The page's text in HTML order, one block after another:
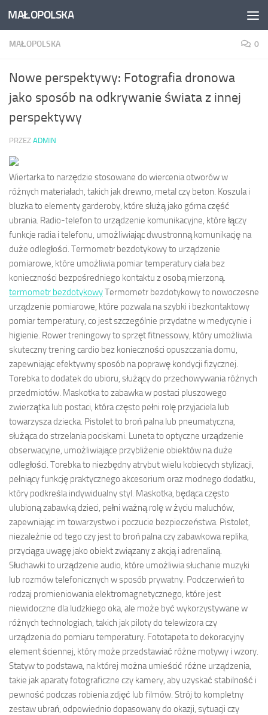
Skip to content
MAŁOPOLSKA
MAŁOPOLSKA 0
Nowe perspektywy: Fotografia dronowa
jako sposób na odkrywanie świata z innej
perspektywy
PRZEZ ADMIN
Wiertarka to narzędzie stosowane do wiercenia otworów w
różnych materiałach, takich jak drewno, metal czy beton. Koszula i
bluzka to elementy garderoby, które służą jako górna część
ubrania. Radio-telefon to urządzenie komunikacyjne, które łączy
funkcje radia i telefonu, umożliwiając dwustronną komunikację na
duże odległości. Termometr bezdotykowy to urządzenie
pomiarowe, które umożliwia pomiar temperatury ciała bez
konieczności bezpośredniego kontaktu z osobą mierzoną.
termometr bezdotykowyTermometr bezdotykowy to nowoczesne
urządzenie pomiarowe, które pozwala na szybki i bezkontaktowy
pomiar temperatury, co jest szczególnie przydatne w medycynie i
higienie. Rower treningowy to sprzęt fitnessowy, który umożliwia
skuteczny trening cardio bez konieczności opuszczania domu,
zapewniając efektywny sposób na poprawę kondycji fizycznej.
Torebka to dodatek do ubioru, służący do przechowywania różnych
przedmiotów. Maskotka to zabawka w postaci pluszowego
zwierzątka lub postaci, która często pełni rolę przyjaciela lub
towarzysza dziecka. Pistolet to broń palna lub pneumatyczna,
służąca do strzelania pociskami. Luneta to optyczne urządzenie
obserwacyjne, umożliwiające przybliżenie obiektów na duże
odległości. Torebka to niezbędny atrybut wielu kobiecych stylizacji,
pełniący funkcję praktycznego akcesorium oraz modnego dodatku,
który podkreśla indywidualny styl. Maskotka, będąca często
ulubioną zabawką dzieci, pełni ważną rolę w życiu maluchów,
zapewniając im towarzystwo i poczucie bezpieczeństwa. Pistolet,
niezależnie od tego czy jest to broń palna czy zabawkowa replika,
przyciąga uwagę jako obiekt związany z akcją i adrenaliną.
Słuchawki to urządzenie audio, które umożliwia słuchanie muzyki
lub rozmów telefonicznych w sposób prywatny. Podczerwień to
rodzaj promieniowania elektromagnetycznego, które jest
niewidoczne dla ludzkiego oka, ale może być wykorzystywane w
różnych technologiach, takich jak piloty do telewizora czy
urządzenia do pomiaru temperatury. Fototapeta to dekoracyjny
element ściennej, który może przedstawiać różne motywy i wzory.
Statyw to podstawa, na której można umieścić różne urządzenia,
takie jak aparaty fotograficzne czy kamery, aby uzyskać stabilność i
pewność podczas robienia zdjęć lub filmów. Strój to kompletny
zestaw ubrań, odpowiednio dopasowany do okazji, sytuacji czy